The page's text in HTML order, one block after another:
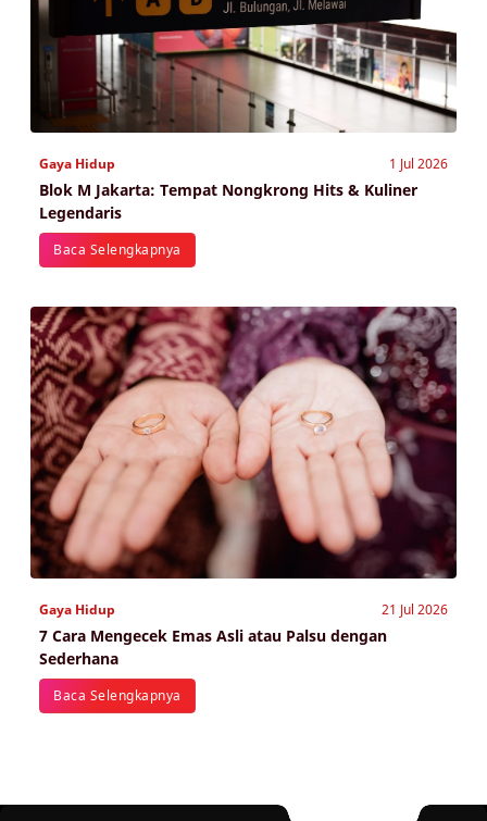
Gaya Hidup 1 Jul 2026
Blok M Jakarta: Tempat Nongkrong Hits & Kuliner
Legendaris
Baca Selengkapnya
Gaya Hidup 21 Jul 2026
7 Cara Mengecek Emas Asli atau Palsu dengan
Sederhana
Baca Selengkapnya